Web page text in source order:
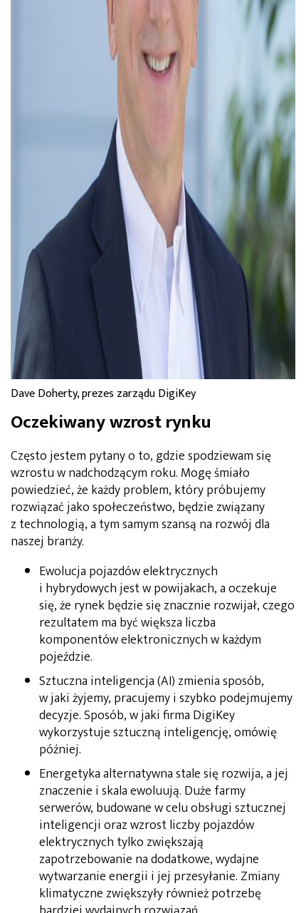
Dave Doherty, prezes zarządu DigiKey
Oczekiwany wzrost rynku
Często jestem pytany o to, gdzie spodziewam się
wzrostu w nadchodzącym roku. Mogę śmiało
powiedzieć, że każdy problem, który próbujemy
rozwiązać jako społeczeństwo, będzie związany
z technologią, a tym samym szansą na rozwój dla
naszej branży.
Ewolucja pojazdów elektrycznych
i hybrydowych jest w powijakach, a oczekuje
się, że rynek będzie się znacznie rozwijał, czego
rezultatem ma być większa liczba
komponentów elektronicznych w każdym
pojeździe.
Sztuczna inteligencja (AI) zmienia sposób,
w jaki żyjemy, pracujemy i szybko podejmujemy
decyzje. Sposób, w jaki firma DigiKey
wykorzystuje sztuczną inteligencję, omówię
później.
Energetyka alternatywna stale się rozwija, a jej
znaczenie i skala ewoluują. Duże farmy
serwerów, budowane w celu obsługi sztucznej
inteligencji oraz wzrost liczby pojazdów
elektrycznych tylko zwiększają
zapotrzebowanie na dodatkowe, wydajne
wytwarzanie energii i jej przesyłanie. Zmiany
klimatyczne zwiększyły również potrzebę